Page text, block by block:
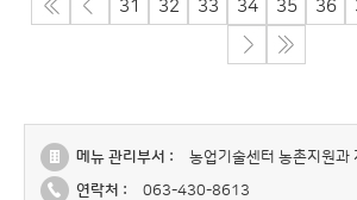
31 32 33 34 35 36
메뉴 관리부서 :
농업기술센터 농촌지원과
연락처 :
063-430-8613